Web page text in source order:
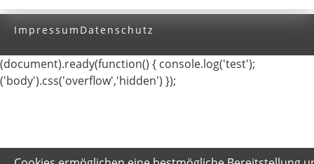
Impressum Datenschutz
(document).ready(function() { console.log('test');
('body').css('overflow','hidden') });